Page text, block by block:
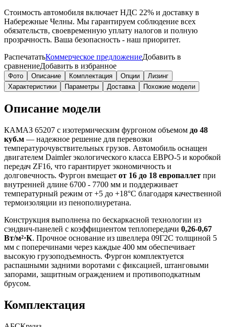
Стоимость автомобиля включает НДС 22% и доставку в
Набережные Челны. Мы гарантируем соблюдение всех
обязательств, своевременную уплату налогов и полную
прозрачность. Ваша безопасность - наш приоритет.
РаспечататьКоммерческое предложениеДобавить в
сравнениеДобавить в избранное
Фото Описание Комплектация Опции
Лизинг
Характеристики
Параметры Доставка Похожие модели
Описание модели
КАМАЗ 65207 с изотермическим фургоном объемом до 48
куб.м — надежное решение для перевозки
температурочувствительных грузов. Автомобиль оснащен
двигателем Daimler экологического класса ЕВРО-5 и коробкой
передач ZF16, что гарантирует экономичность и
долговечность. Фургон вмещает от 16 до 18 европаллет при
внутренней длине 6700 - 7700 мм и поддерживает
температурный режим от +5 до +18°C благодаря качественной
термоизоляции из пенополиуретана.
Конструкция выполнена по бескаркасной технологии из
сэндвич-панелей с коэффициентом теплопередачи 0,26-0,67
Вт/м²·К. Прочное основание из швеллера 09Г2С толщиной 5
мм с поперечинами через каждые 400 мм обеспечивает
высокую грузоподъемность. Фургон комплектуется
распашными задними воротами с фиксацией, штанговыми
запорами, защитным ограждением и противоподкатным
брусом.
Комплектация